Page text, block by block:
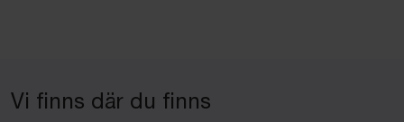
Vi finns där du finns